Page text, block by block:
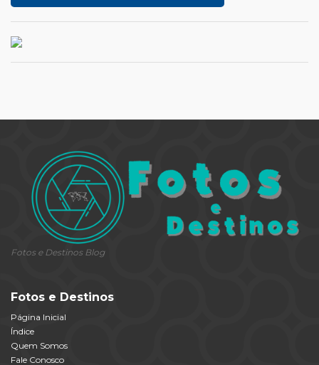
Fotos e Destinos Blog
Fotos e Destinos
Página Inicial
Índice
Quem Somos
Fale Conosco